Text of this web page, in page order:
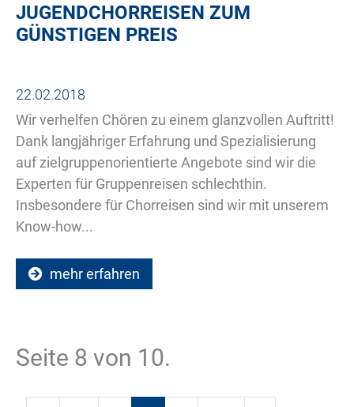
JUGENDCHORREISEN ZUM
GÜNSTIGEN PREIS
22.02.2018
Wir verhelfen Chören zu einem glanzvollen Auftritt!
Dank langjähriger Erfahrung und Spezialisierung
auf zielgruppenorientierte Angebote sind wir die
Experten für Gruppenreisen schlechthin.
Insbesondere für Chorreisen sind wir mit unserem
Know-how...
mehr erfahren
Seite 8 von 10.